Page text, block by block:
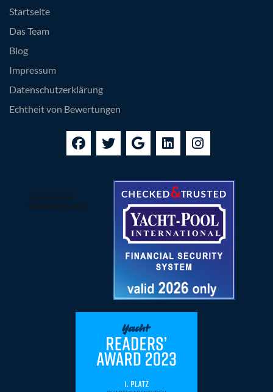
Startseite
Das Team
Blog
Impressum
Datenschutzerklärung
Echtheit von Bewertungen